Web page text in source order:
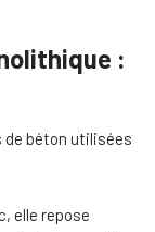
:
de béton utilisées
elle repose